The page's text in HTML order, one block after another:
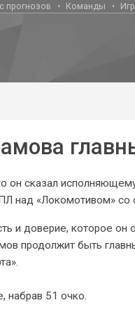
прогнозов Команды
сказал
над «Локомотивом» со
и доверие, которое он
продолжит быть
набрав 51 очко.